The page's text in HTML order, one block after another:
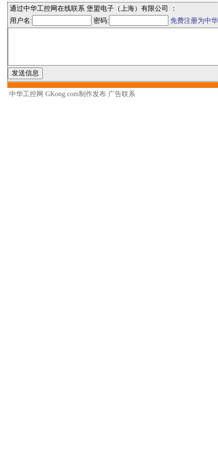
通过中华工控网在线联系 堡盟电子（上海）有限公司 ：
用户名:
密码: 免费注册为中
中华工控网 GKong.com制作发布 广告联系